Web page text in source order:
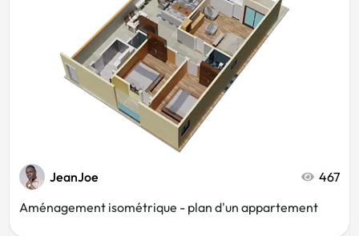
JeanJoe
467
Aménagement isométrique - plan d'un appartement